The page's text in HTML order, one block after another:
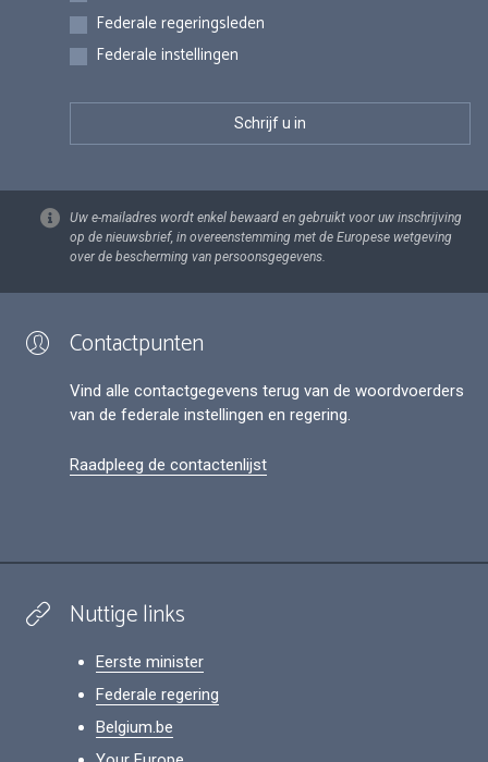
Federale regeringsleden
Federale instellingen
Uw e-mailadres wordt enkel bewaard en gebruikt voor uw inschrijving
op de nieuwsbrief, in overeenstemming met de Europese wetgeving
over de bescherming van persoonsgegevens.
Contactpunten
Vind alle contactgegevens terug van de woordvoerders
van de federale instellingen en regering.
Raadpleeg de contactenlijst
Nuttige links
Eerste minister
Federale regering
Belgium.be